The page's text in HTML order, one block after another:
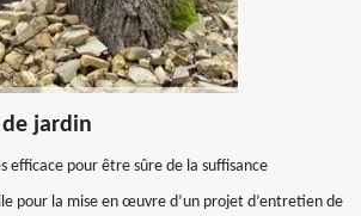
jardin
efficace pour être sûre de la suffisance
pour la mise en œuvre d’un projet d’entretien de